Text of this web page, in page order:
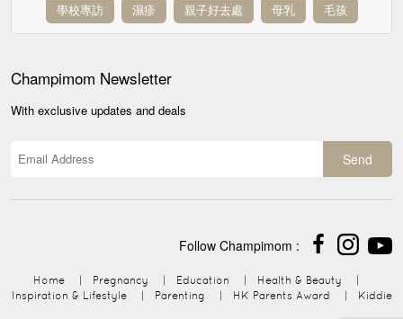
學校專訪
濕疹 親子好去處 母乳 毛孩
Champimom Newsletter
With exclusive updates and deals
Send
Follow Champimom :
Home | Pregnancy | Education | Health & Beauty
|
Inspiration & Lifestyle
| Parenting | HK Parents Award | Kiddie